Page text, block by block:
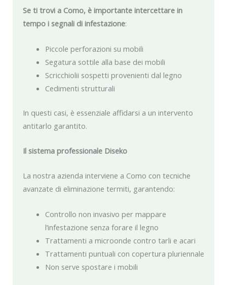
Se ti trovi a Como, è importante intercettare in
tempo i segnali di infestazione:
Piccole perforazioni su mobili
Segatura sottile alla base dei mobili
Scricchiolii sospetti provenienti dal legno
Cedimenti strutturali
In questi casi, è essenziale affidarsi a un intervento
antitarlo garantito.
Il sistema professionale Diseko
La nostra azienda interviene a Como con tecniche
avanzate di eliminazione termiti, garantendo:
Controllo non invasivo per mappare
l’infestazione senza forare il legno
Trattamenti a microonde contro tarli e acari
Trattamenti puntuali con copertura pluriennale
Non serve spostare i mobili